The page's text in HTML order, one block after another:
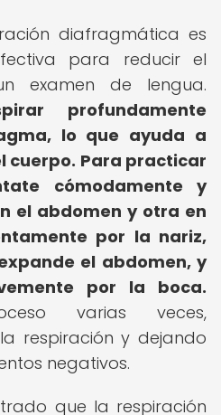
diafragmática es
para reducir el
examen de lengua.
profundamente
lo que ayuda a
cuerpo. Para practicar
cómodamente y
el abdomen y otra en
por la nariz,
el abdomen, y
por la boca.
varias veces,
respiración y dejando
negativos.
que la respiración